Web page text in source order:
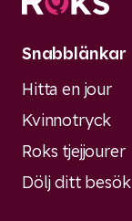
Snabblänkar
Hitta en jour
Kvinnotryck
Roks tjejjourer
Dölj ditt besök